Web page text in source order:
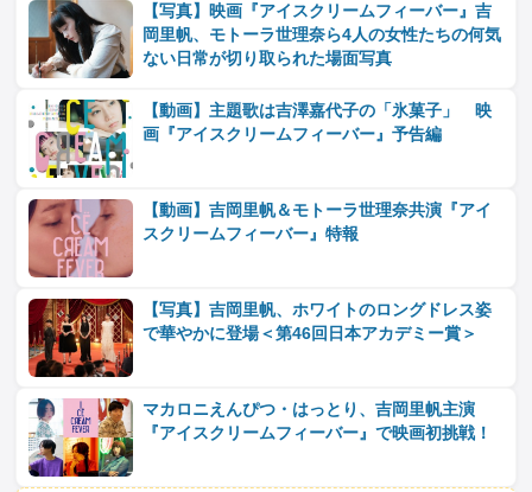
【写真】映画『アイスクリームフィーバー』吉
岡里帆、モトーラ世理奈ら4人の女性たちの何気
ない日常が切り取られた場面写真
【動画】主題歌は吉澤嘉代子の「氷菓子」 映
画『アイスクリームフィーバー』予告編
【動画】吉岡里帆＆モトーラ世理奈共演『アイ
スクリームフィーバー』特報
【写真】吉岡里帆、ホワイトのロングドレス姿
で華やかに登場＜第46回日本アカデミー賞＞
マカロニえんぴつ・はっとり、吉岡里帆主演
『アイスクリームフィーバー』で映画初挑戦！